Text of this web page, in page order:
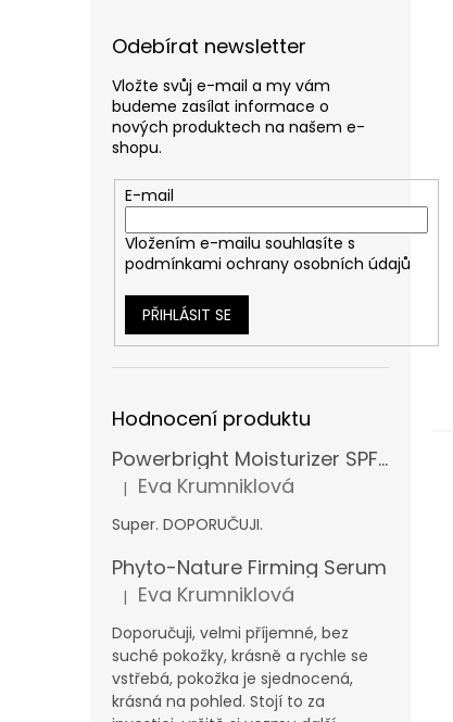
Odebírat newsletter
Vložte svůj e-mail a my vám
budeme zasílat informace o
nových produktech na našem e-
shopu.
E-mail
Vložením e-mailu souhlasíte s
podmínkami ochrany osobních údajů
PŘIHLÁSIT SE
Hodnocení produktu
Powerbright Moisturizer SPF 50
Hodnocení produktu je 5 z 5 hvězdiček.
| Eva Krumniklová
Super. DOPORUČUJI.
Phyto-Nature Firming Serum
Hodnocení produktu je 5 z 5 hvězdiček.
| Eva Krumniklová
Doporučuji, velmi příjemné, bez
suché pokožky, krásně a rychle se
vstřebá, pokožka je sjednocená,
krásná na pohled. Stojí to za